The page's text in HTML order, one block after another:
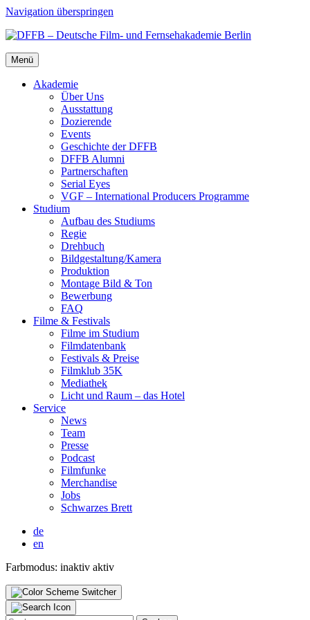
Navigation überspringen
Menü
Aka­de­mie
Über Uns
Aus­stat­tung
Dozie­ren­de
Events
Geschich­te der DFFB
DFFB Alum­ni
Part­ner­schaf­ten
Seri­al Eyes
VGF – Inter­na­tio­nal Pro­du­cers Pro­gram­me
Stu­di­um
Auf­bau des Stu­di­ums
Regie
Dreh­buch
Bildgestaltung/​​Kamera
Pro­duk­ti­on
Mon­ta­ge Bild & Ton
Bewer­bung
FAQ
Fil­me & Fes­ti­vals
Fil­me im Stu­di­um
Film­da­ten­bank
Fes­ti­vals & Prei­se
Film­klub 35K
Media­thek
Licht und Raum – das Hotel
Ser­vice
News
Team
Pres­se
Pod­cast
Film­fun­ke
Mer­chan­di­se
Jobs
Schwar­zes Brett
de
en
Farbmodus: inaktiv aktiv